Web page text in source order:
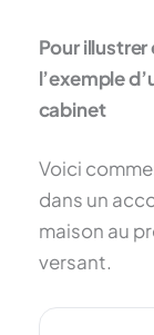
Pour
l’exemple
cabinet
Voici
dans un
maison au
versant.